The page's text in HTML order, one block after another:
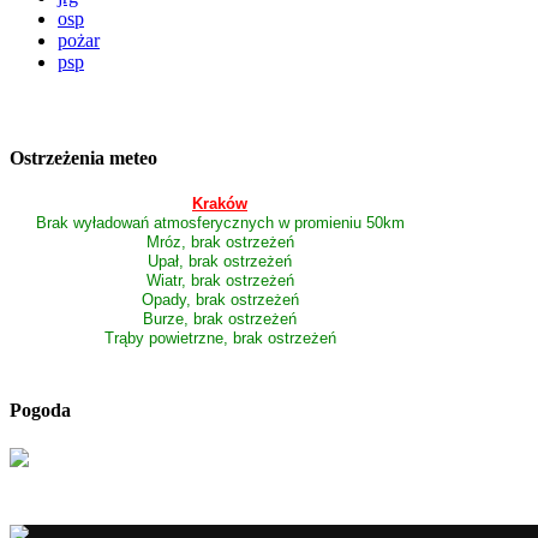
osp
pożar
psp
Ostrzeżenia meteo
Kraków
Brak wyładowań atmosferycznych w promieniu 50km
Mróz, brak ostrzeżeń
Upał, brak ostrzeżeń
Wiatr, brak ostrzeżeń
Opady, brak ostrzeżeń
Burze, brak ostrzeżeń
Trąby powietrzne, brak ostrzeżeń
Pogoda